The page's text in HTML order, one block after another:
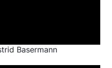
Basermann